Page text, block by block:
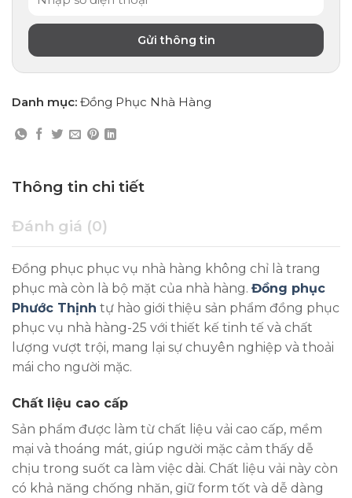
Danh mục: Đồng Phục Nhà Hàng
Thông tin chi tiết
Đánh giá (0)
Đồng phục phục vụ nhà hàng không chỉ là trang
phục mà còn là bộ mặt của nhà hàng. Đồng phục
Phước Thịnh tự hào giới thiệu sản phẩm đồng phục
phục vụ nhà hàng-25 với thiết kế tinh tế và chất
lượng vượt trội, mang lại sự chuyên nghiệp và thoải
mái cho người mặc.
Chất liệu cao cấp
Sản phẩm được làm từ chất liệu vải cao cấp, mềm
mại và thoáng mát, giúp người mặc cảm thấy dễ
chịu trong suốt ca làm việc dài. Chất liệu vải này còn
có khả năng chống nhăn, giữ form tốt và dễ dàng